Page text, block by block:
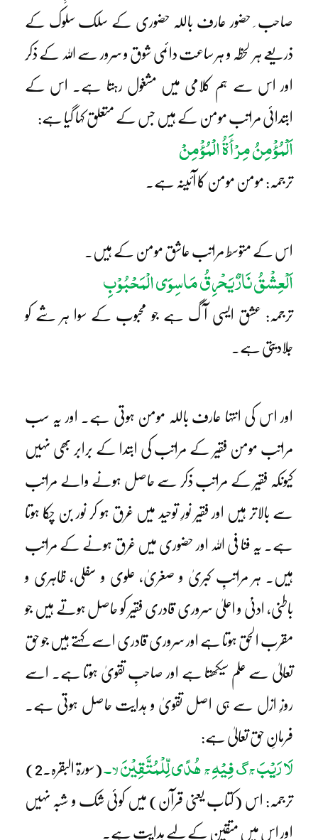
صاحب ِ حضور عارف باللہ حضوری کے سلک سلوک کے
ذریعے ہر لحظہ و ہر ساعت دائمی شوق و سرور سے اللہ کے ذکر
اور اس سے ہم کلامی میں مشغول رہتا ہے۔ اس کے
ابتدائی مراتب مومن کے ہیں جس کے متعلق کہا گیا ہے:
اَلْمُؤْمِنُ مِرْأَۃُ الْمُؤْمِنْ
ترجمہ: مومن مومن کا آئینہ ہے۔
اس کے متوسط مراتب عاشق مومن کے ہیں۔
اَلْعِشْقُ نَارٌ یَحْرِقُ مَاسِوَی الْمَحْبُوْبِ
ترجمہ: عشق ایسی آگ ہے جو محبوب کے سوا ہر شے کو
جلادیتی ہے۔
اور اس کی انتہا عارف باللہ مومن ہوتی ہے۔ اور یہ سب
مراتب مومن فقیر کے مراتب کی ابتدا کے برابر بھی نہیں
کیونکہ فقیر کے مراتب ذکر سے حاصل ہونے والے مراتب
سے بالاتر ہیں اور فقیر نورِ توحید میں غرق ہو کر نور بن چکا ہوتا
ہے۔ یہ فنا فی اللہ اور حضوری میں غرق ہونے کے مراتب
ہیں۔ ہر مراتبِ کبریٰ و صغریٰ، علوی و سفلی، ظاہری و
باطنی، ادنیٰ و اعلیٰ سروری قادری فقیر کو حاصل ہوتے ہیں جو
مقرب الحق ہوتا ہے اور سروری قادری اسے کہتے ہیں جو حق
تعالیٰ سے علم سیکھتا ہے اور صاحبِ تقویٰ ہوتا ہے۔ اسے
روزِ ازل سے ہی اصل تقویٰ و ہدایت حاصل ہوتی ہے۔
فرمانِ حق تعالیٰ ہے:
لَا رَیْبَجگفِیْہِجھُدًی لِّلْمُتَّقِیْنَلا۔(سورۃ البقرہ۔2)
ترجمہ: اس (کتاب یعنی قرآن) میں کوئی شک و شبہ نہیں
اور اس میں متقین کے لیے ہدایت ہے۔